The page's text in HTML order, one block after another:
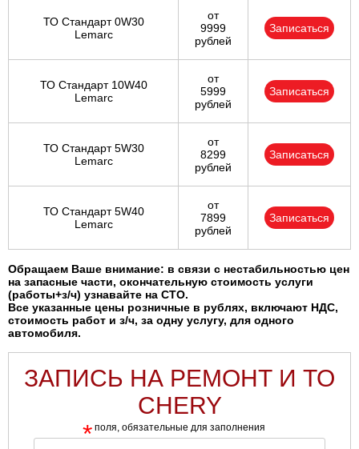
ТО Стандарт 0W30
Lemarc
от
9999
рублей
Записаться
ТО Стандарт 10W40
Lemarc
от
5999
рублей
Записаться
ТО Стандарт 5W30
Lemarc
от
8299
рублей
Записаться
ТО Стандарт 5W40
Lemarc
от
7899
рублей
Записаться
Обращаем Ваше внимание: в связи с нестабильностью цен
на запасные части, окончательную стоимость услуги
(работы+з/ч) узнавайте на СТО.
Все указанные цены розничные в рублях, включают НДС,
стоимость работ и з/ч, за одну услугу, для одного
автомобиля.
ЗАПИСЬ НА РЕМОНТ И ТО
CHERY
* поля, обязательные для заполнения